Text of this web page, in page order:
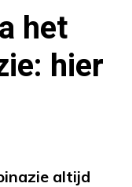
het
hier
altijd